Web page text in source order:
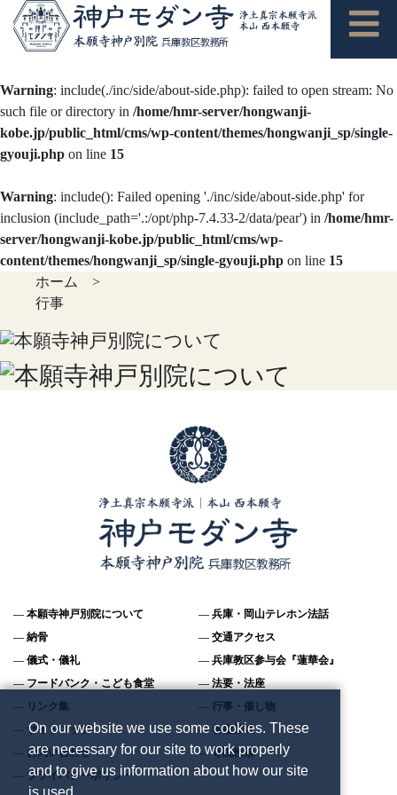
Warning: include(./inc/side/about-side.php): failed to open stream: No
such file or directory in /home/hmr-server/hongwanji-
kobe.jp/public_html/cms/wp-content/themes/hongwanji_sp/single-
gyouji.php on line 15
Warning: include(): Failed opening './inc/side/about-side.php' for
inclusion (include_path='.:/opt/php-7.4.33-2/data/pear') in /home/hmr-
server/hongwanji-kobe.jp/public_html/cms/wp-
content/themes/hongwanji_sp/single-gyouji.php on line 15
ホーム
>
行事
本願寺神戸別院について
兵庫・岡山テレホン法話
納骨
交通アクセス
儀式・儀礼
兵庫教区参与会『蓮華会』
フードバンク・こども食堂
法要・法座
リンク集
行事・催し物
サイトマップ
各種様式
お問い合わせ
寺院検索
プライバシーポリシー
On our website we use some cookies. These
are necessary for our site to work properly
and to give us information about how our site
is used.